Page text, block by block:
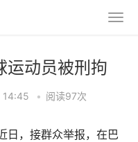
运动员被刑拘
14:45 • 阅读97次
日，接群众举报，在巴